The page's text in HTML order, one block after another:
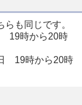
も同じです。
19時から20時
19時から20時